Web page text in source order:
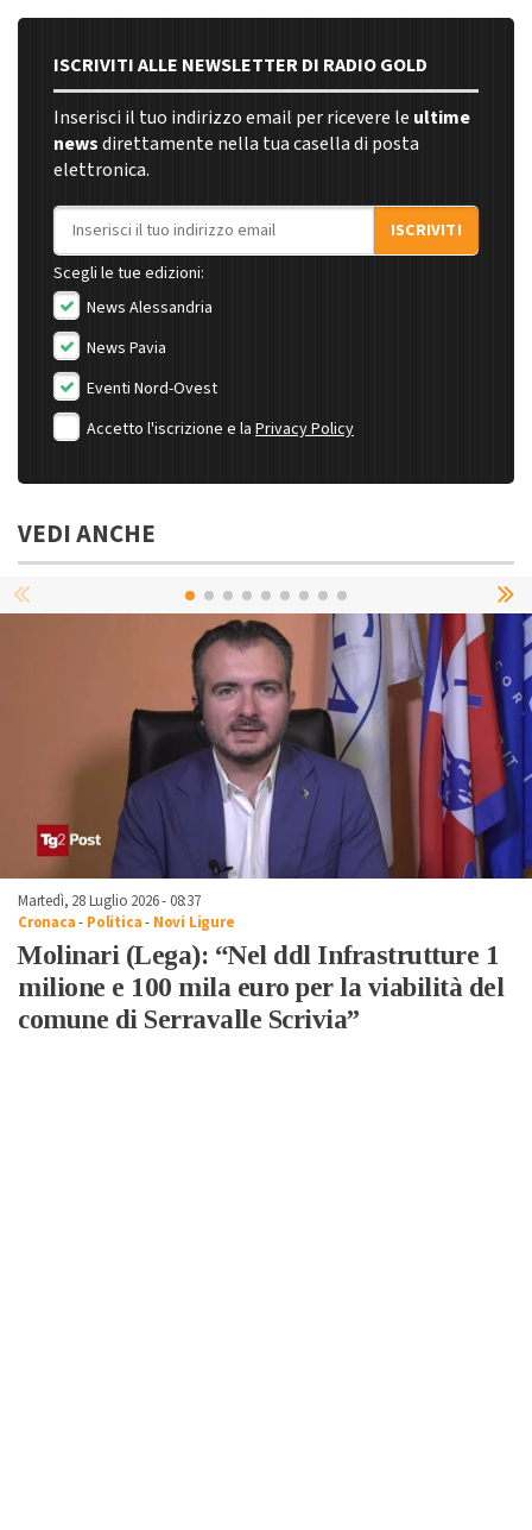
ISCRIVITI ALLE NEWSLETTER DI RADIO GOLD
Inserisci il tuo indirizzo email per ricevere le ultime
newsdirettamente nella tua casella di posta
elettronica.
Indirizzo email
ISCRIVITI
Scegli le tue edizioni:
News Alessandria
News Pavia
Eventi Nord-Ovest
Accetto l'iscrizione e la Privacy Policy
VEDI ANCHE
Martedì, 28 Luglio 2026 - 08:37
Cronaca- Politica- Novi Ligure
Molinari (Lega): “Nel ddl Infrastrutture 1
milione e 100 mila euro per la viabilità del
comune di Serravalle Scrivia”